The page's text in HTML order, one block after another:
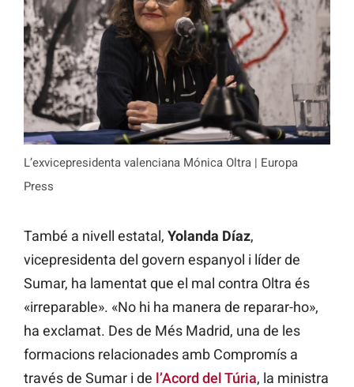
L’exvicepresidenta valenciana Mónica Oltra | Europa
Press
També a nivell estatal, Yolanda Díaz,
vicepresidenta del govern espanyol i líder de
Sumar, ha lamentat que el mal contra Oltra és
«irreparable». «No hi ha manera de reparar-ho»,
ha exclamat. Des de Més Madrid, una de les
formacions relacionades amb Compromís a
través de Sumar i de l’Acord del Túria, la ministra